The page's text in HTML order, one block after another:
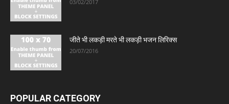
03/02/2017
जीते भी लकड़ी मरते भी लकड़ी भजन लिरिक्स
20/07/2016
POPULAR CATEGORY